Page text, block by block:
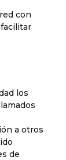
con
los
a otros
de